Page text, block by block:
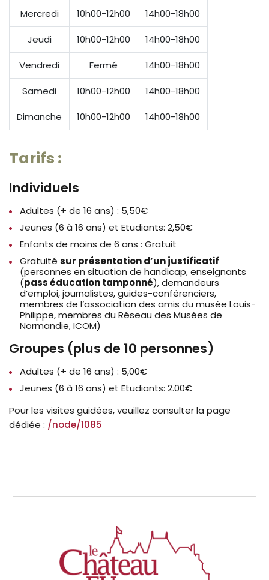
Mercredi 10h00-12h00 14h00-18h00
Jeudi 10h00-12h00 14h00-18h00
Vendredi Fermé 14h00-18h00
Samedi 10h00-12h00 14h00-18h00
Dimanche 10h00-12h00 14h00-18h00
Tarifs :
Individuels
Adultes (+ de 16 ans) : 5,50€
Jeunes (6 à 16 ans) et Etudiants: 2,50€
Enfants de moins de 6 ans : Gratuit
Gratuité sur présentation d’un justificatif
(personnes en situation de handicap, enseignants
(pass éducation tamponné), demandeurs
d’emploi, journalistes, guides-conférenciers,
membres de l’association des amis du musée Louis-
Philippe, membres du Réseau des Musées de
Normandie, ICOM)
Groupes (plus de 10 personnes)
Adultes (+ de 16 ans) : 5,00€
Jeunes (6 à 16 ans) et Etudiants: 2.00€
Pour les visites guidées, veuillez consulter la page
dédiée : /node/1085